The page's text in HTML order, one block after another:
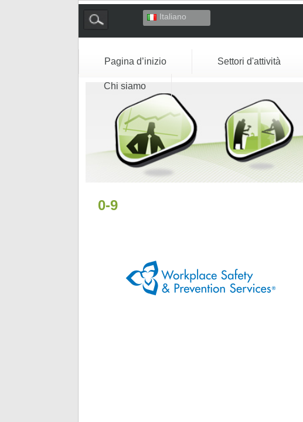
Español
Italiano
Pagina d’inizio Settori d'attività
Chi siamo
0-9